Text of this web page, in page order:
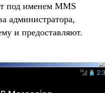
под именем MMS
администратора,
и предоставляют.